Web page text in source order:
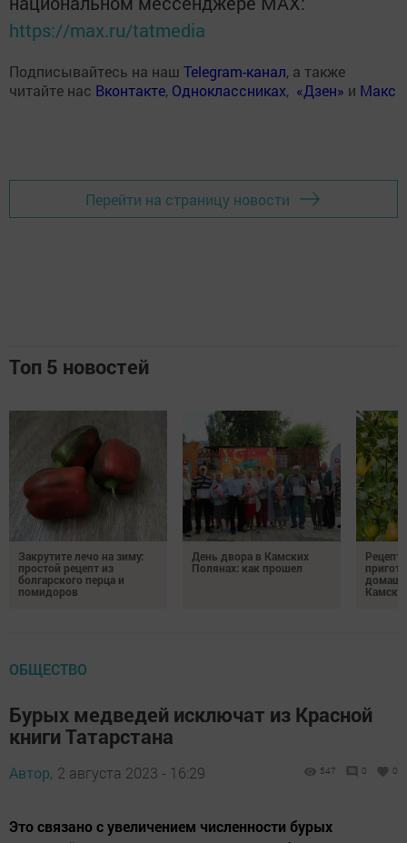
https://max.ru/tatmedia
Подписывайтесь на наш Telegram-канал, а также
читайте нас Вконтакте, Одноклассниках, «Дзен» и Макс
Перейти на страницу новости
Топ 5 новостей
Закрутите лечо на зиму:
простой рецепт из
болгарского перца и
помидоров
День двора в Камских
Полянах: как прошел
ОБЩЕСТВО
Бурых медведей исключат из Красной
книги Татарстана
Автор, 2 августа 2023 - 16:29 547 0 0
Это связано с увеличением численности бурых